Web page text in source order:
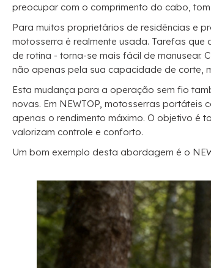
preocupar com o comprimento do cabo,
Para muitos proprietários de residências e
motosserra é realmente usada. Tarefas
de rotina - torna-se mais fácil de manusear.
não apenas pela sua capacidade de corte,
Esta mudança para a operação sem fio
novas. Em NEWTOP, motosserras
apenas o rendimento máximo. O objetivo é
valorizam controle e conforto.
Um bom exemplo desta abordagem é o